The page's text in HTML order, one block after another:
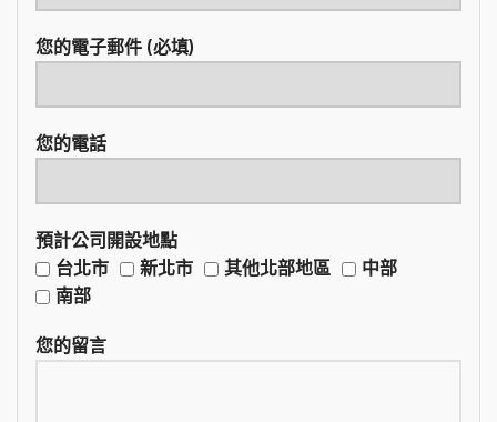
您的電子郵件 (必填)
您的電話
預計公司開設地點
台北市
新北市 其他北部地區
中部
南部
您的留言